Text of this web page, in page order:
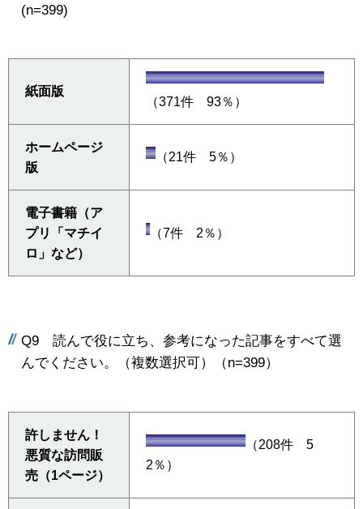
(n=399)
紙面版
（371件 93％）
ホームページ
版
（21件 5％）
電子書籍（ア
プリ「マチイ
ロ」など）
（7件 2％）
Q9 読んで役に立ち、参考になった記事をすべて選
んでください。（複数選択可）（n=399）
許しません！
悪質な訪問販
売（1ページ）
（208件 5
2％）